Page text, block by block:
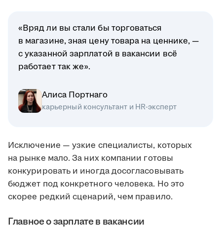
«Вряд ли вы стали бы торговаться
в магазине, зная цену товара на ценнике, —
с указанной зарплатой в вакансии всё
работает так же».
Алиса Портнаго
карьерный консультант и HR-эксперт
Исключение — узкие специалисты, которых
на рынке мало. За них компании готовы
конкурировать и иногда досогласовывать
бюджет под конкретного человека. Но это
скорее редкий сценарий, чем правило.
Главное о зарплате в вакансии